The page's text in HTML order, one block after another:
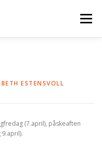
Meny
ESTENSVOLL
(7.april), påskeaften